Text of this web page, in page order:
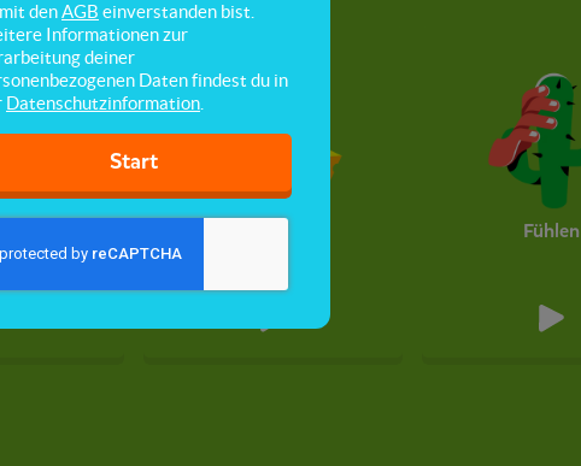
Fühlen
denAGB einverstanden bist.
Informationen zur
deiner
Daten findest du in
Datenschutzinformation
Start